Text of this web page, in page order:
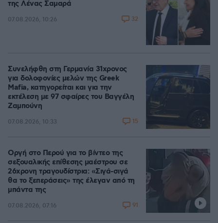
της Λένας Σαμαρά
07.08.2026, 10:26 32
Συνελήφθη στη Γερμανία 31χρονος
για δολοφονίες μελών της Greek
Mafia, κατηγορείται και για την
εκτέλεση με 97 σφαίρες του Βαγγέλη
Ζαμπούνη
07.08.2026, 10:33 15
Οργή στο Περού για το βίντεο της
σεξουαλικής επίθεσης μαέστρου σε
26χρονη τραγουδίστρια: «Σιγά-σιγά
θα το ξεπεράσεις» της έλεγαν από τη
μπάντα της
07.08.2026, 07:16 91